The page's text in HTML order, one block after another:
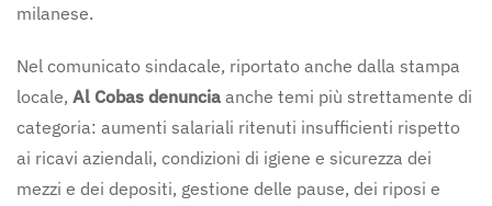
milanese.
Nel comunicato sindacale, riportato anche dalla stampa
locale, Al Cobas denuncia anche temi più strettamente di
categoria: aumenti salariali ritenuti insufficienti rispetto
ai ricavi aziendali, condizioni di igiene e sicurezza dei
mezzi e dei depositi, gestione delle pause, dei riposi e